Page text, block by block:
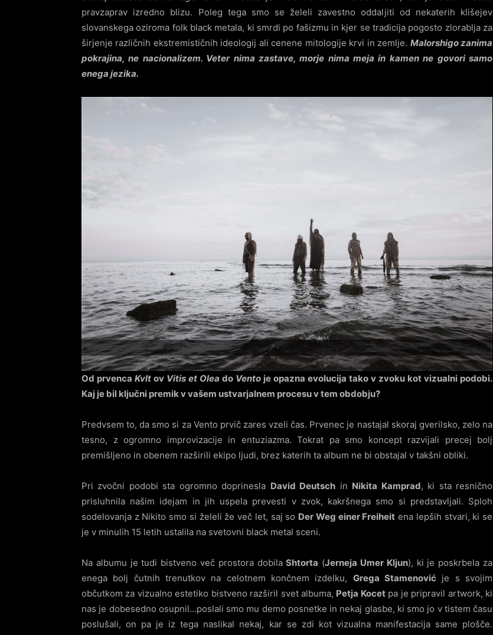
pravzaprav izredno blizu. Poleg tega smo se želeli zavestno oddaljiti od nekaterih klišejev
slovanskega oziroma folk black metala, ki smrdi po fašizmu in kjer se tradicija pogosto zlorablja za
širjenje različnih ekstremističnih ideologij ali cenene mitologije krvi in zemlje. Malorshigo zanima
pokrajina, ne nacionalizem. Veter nima zastave, morje nima meja in kamen ne govori samo
enega jezika.
Malorshiga – Vento Foto: Grega Stamenović
Od prvenca Kvlt ov Vitis et Olea do Vento je opazna evolucija tako v zvoku kot vizualni podobi.
Kaj je bil ključni premik v vašem ustvarjalnem procesu v tem obdobju?
Predvsem to, da smo si za Vento prvič zares vzeli čas. Prvenec je nastajal skoraj gverilsko, zelo na
tesno, z ogromno improvizacije in entuziazma. Tokrat pa smo koncept razvijali precej bolj
premišljeno in obenem razširili ekipo ljudi, brez katerih ta album ne bi obstajal v takšni obliki.
Pri zvočni podobi sta ogromno doprinesla David Deutsch in Nikita Kamprad, ki sta resnično
prisluhnila našim idejam in jih uspela prevesti v zvok, kakršnega smo si predstavljali. Sploh
sodelovanja z Nikito smo si želeli že več let, saj so Der Weg einer Freiheit ena lepših stvari, ki se
je v minulih 15 letih ustalila na svetovni black metal sceni.
Na albumu je tudi bistveno več prostora dobilaShtorta (Jerneja Umer Kljun), ki je poskrbela za
enega bolj čutnih trenutkov na celotnem končnem izdelku, Grega Stamenović je s svojim
občutkom za vizualno estetiko bistveno razširil svet albuma, Petja Kocetpa je pripravil artwork, ki
nas je dobesedno osupnil…poslali smo mu demo posnetke in nekaj glasbe, ki smo jo v tistem času
poslušali, on pa je iz tega naslikal nekaj, kar se zdi kot vizualna manifestacija same plošče.